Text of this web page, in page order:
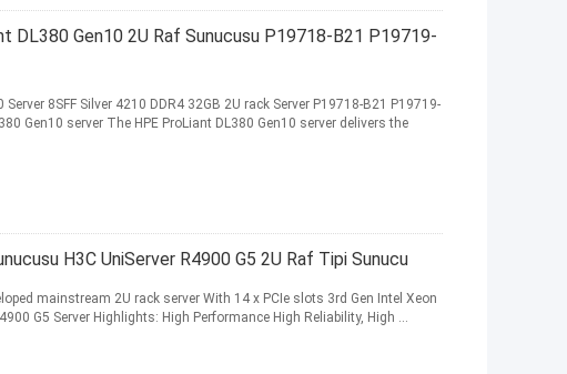
DL380 Gen10 2U Raf Sunucusu P19718-B21 P19719-
8SFF Silver 4210 DDR4 32GB 2U rack Server P19718-B21 P19719-
Gen10 server The HPE ProLiant DL380 Gen10 server delivers the
H3C UniServer R4900 G5 2U Raf Tipi Sunucu
mainstream 2U rack server With 14 x PCIe slots 3rd Gen Intel Xeon
G5 Server Highlights: High Performance High Reliability, High ...